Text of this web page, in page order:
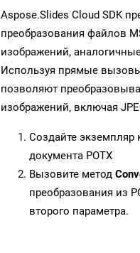
Aspose.Slides Cloud SDK
преобразования файлов
изображений,
Используя прямые вызовы
позволяют
изображений, включая
Создайте экземпляр
документа POTX
Вызовите метод
преобразования из
второго параметра.